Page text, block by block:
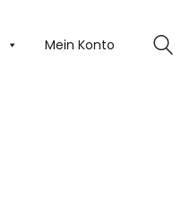
Mein Konto